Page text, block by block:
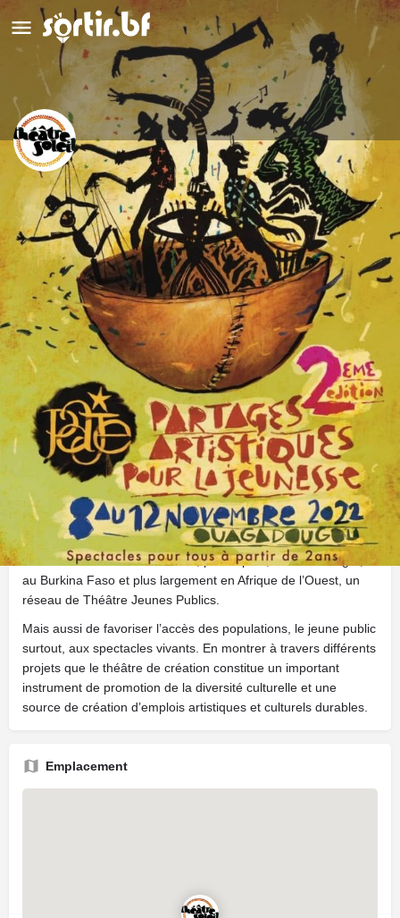
Le Théâtre Soleil
Appeler
Détails Évènements 9
Y aller Appeler Ajouter aux favoris
Description
Une Structure Professionnelle de théâtre jeune public, tout
public.
À Ouagadougou, le Théâtre Soleil insuffle, dans le quartier
populaire (Cissin) où il est installé, une dynamique à la fois
sociale et artistique. Il initie des formations et produit, entre
autres, des créations de spectacles pour les adultes et pour
les enfants. Le but est d’arriver, petit à petit, à faire émerger,
au Burkina Faso et plus largement en Afrique de l’Ouest, un
réseau de Théâtre Jeunes Publics.
Mais aussi de favoriser l’accès des populations, le jeune public
surtout, aux spectacles vivants. En montrer à travers différents
projets que le théâtre de création constitue un important
instrument de promotion de la diversité culturelle et une
source de création d’emplois artistiques et culturels durables.
Emplacement